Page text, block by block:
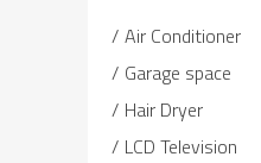
Air Conditioner
Garage space
Hair Dryer
LCD Television